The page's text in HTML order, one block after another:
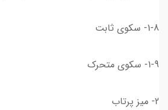
1-8- سکوی ثابت
1-9- سکوی متحرک
2- میز پرتاب